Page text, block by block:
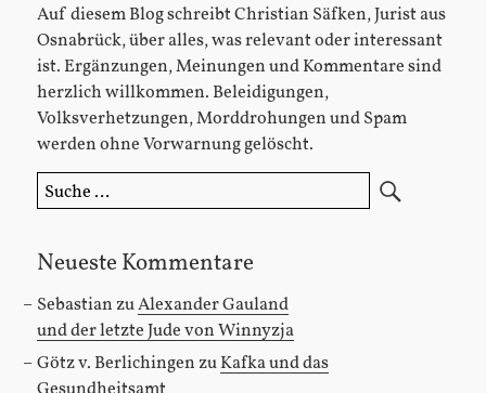
Auf diesem Blog schreibt Christian Säfken, Jurist aus
Osnabrück, über alles, was relevant oder interessant
ist. Ergänzungen, Meinungen und Kommentare sind
herzlich willkommen. Beleidigungen,
Volksverhetzungen, Morddrohungen und Spam
werden ohne Vorwarnung gelöscht.
Suche
nach:
Neueste Kommentare
Sebastian zuAlexander Gauland
und der letzte Jude von Winnyzja
Götz v. Berlichingen zuKafka und das